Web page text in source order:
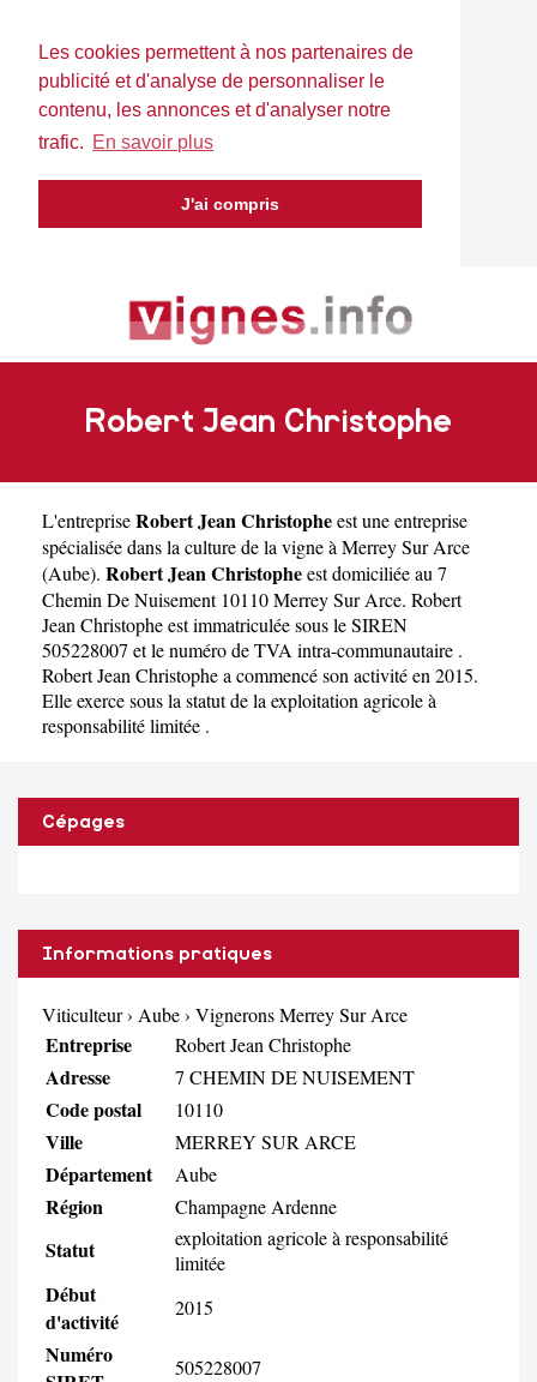
Les cookies permettent à nos partenaires de
publicité et d'analyse de personnaliser le
contenu, les annonces et d'analyser notre
trafic. En savoir plus
J'ai compris
Robert Jean Christophe
L'entrepriseRobert Jean Christopheest uneentreprise
spécialisée dans la culture de la vigne à Merrey Sur Arce
(Aube). Robert Jean Christopheest domiciliée au 7
Chemin De Nuisement 10110 Merrey Sur Arce. Robert
Jean Christophe est immatriculée sous le SIREN
505228007 et le numéro de TVA intra-communautaire .
Robert Jean Christophe a commencé son activité en 2015.
Elle exerce sous la statut de la exploitation agricole à
responsabilité limitée .
Cépages
Informations pratiques
Viticulteur› Aube› Vignerons Merrey Sur Arce
Entreprise Robert Jean Christophe
Adresse 7 CHEMIN DE NUISEMENT
Code postal 10110
Ville MERREY SUR ARCE
Département Aube
Région Champagne Ardenne
Statut
exploitation agricole à responsabilité
limitée
Début
d'activité
2015
Numéro
505228007